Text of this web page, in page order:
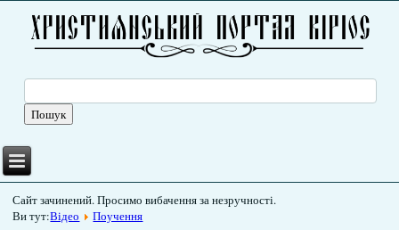
Сайт зачинений. Просимо вибачення за незручності.
Ви тут:Відео Поучення